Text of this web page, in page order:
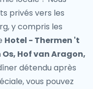
privés vers les
, y compris les
Hotel - Thermen 't
Hof van Aragon,
dîner détendu après
vous pouvez